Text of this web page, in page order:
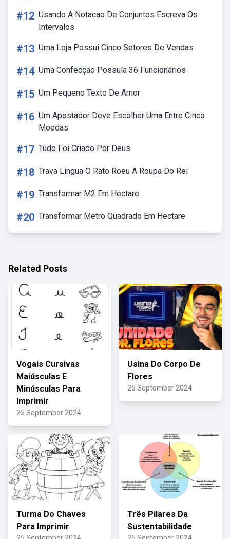
#12 Usando A Notacao De Conjuntos Escreva Os
Intervalos
#13 Uma Loja Possui Cinco Setores De Vendas
#14 Uma Confecção Possuía 36 Funcionários
#15 Um Pequeno Texto De Amor
#16 Um Apostador Deve Escolher Uma Entre Cinco
Moedas
#17 Tudo Foi Criado Por Deus
#18 Trava Lingua O Rato Roeu A Roupa Do Rei
#19 Transformar M2 Em Hectare
#20 Transformar Metro Quadrado Em Hectare
Related Posts
Vogais Cursivas
Maiúsculas E
Minúsculas Para
Imprimir
25 September 2024
Usina Do Corpo De
Flores
25 September 2024
Turma Do Chaves
Para Imprimir
Três Pilares Da
Sustentabilidade